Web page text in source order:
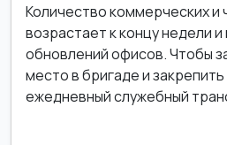
Количество коммерческих и
возрастает к концу недели
обновлений офисов. Чтобы
место в бригаде и
ежедневный служебный